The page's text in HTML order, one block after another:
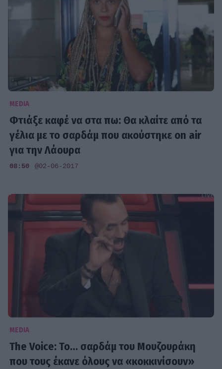
MEDIA
Φτιάξε καφέ να στα πω: Θα κλαίτε από τα
γέλια με το σαρδάμ που ακούστηκε on air
για την Λάουρα
08:50 @02-06-2017
MEDIA
The Voice: Το… σαρδάμ του Μουζουράκη
που τους έκανε όλους να «κοκκινίσουν»